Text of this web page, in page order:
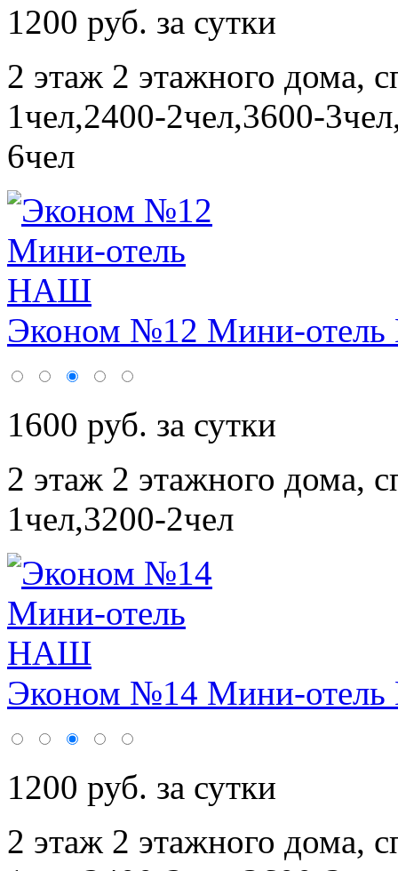
1200 руб. за сутки
2 этаж 2 этажного дома,
1чел,2400-2чел,3600-
6чел
Эконом №12 Мини-
1600 руб. за сутки
2 этаж 2 этажного дома,
1чел,3200-2чел
Эконом №14 Мини-
1200 руб. за сутки
2 этаж 2 этажного дома,